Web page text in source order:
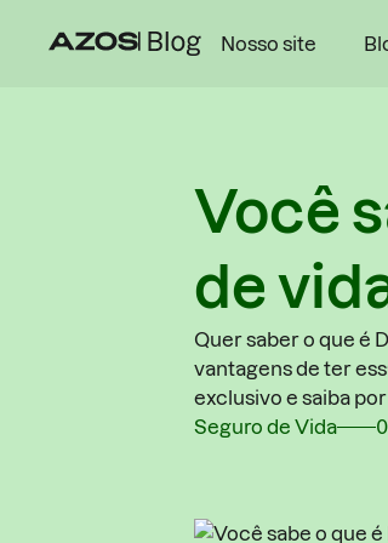
Nosso site
Você
de
Quer saber o que é
vantagens de ter
exclusivo e saiba
Seguro de Vida